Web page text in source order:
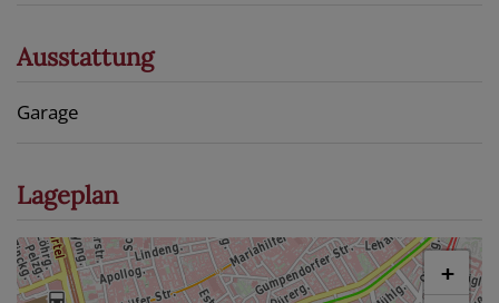
Ausstattung
Garage
Lageplan
+